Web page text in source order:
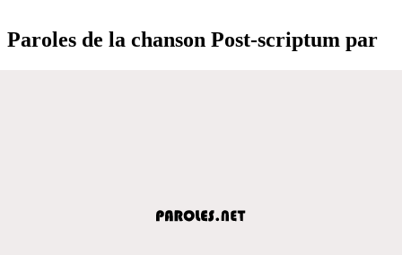
Paroles de la chanson Post-scriptum par